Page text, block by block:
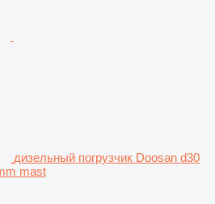
дизельный погрузчик Doosan d30
mast